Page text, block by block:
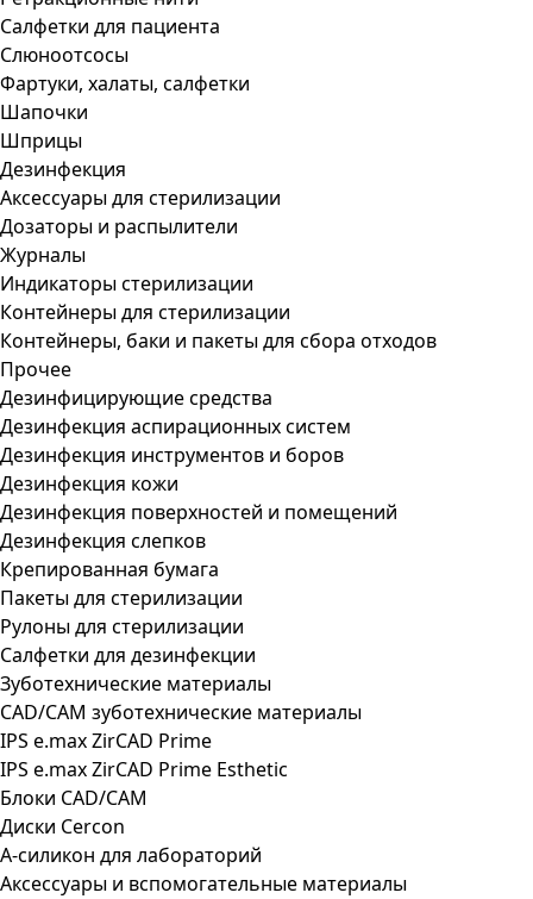
Салфетки для пациента
Слюноотсосы
Фартуки, халаты, салфетки
Шапочки
Шприцы
Дезинфекция
Аксессуары для стерилизации
Дозаторы и распылители
Журналы
Индикаторы стерилизации
Контейнеры для стерилизации
Контейнеры, баки и пакеты для сбора отходов
Прочее
Дезинфицирующие средства
Дезинфекция аспирационных систем
Дезинфекция инструментов и боров
Дезинфекция кожи
Дезинфекция поверхностей и помещений
Дезинфекция слепков
Крепированная бумага
Пакеты для стерилизации
Рулоны для стерилизации
Салфетки для дезинфекции
Зуботехнические материалы
CAD/CAM зуботехнические материалы
IPS e.max ZirCAD Prime
IPS e.max ZirCAD Prime Esthetic
Блоки CAD/CAM
Диски Cercon
А-силикон для лабораторий
Аксессуары и вспомогательные материалы